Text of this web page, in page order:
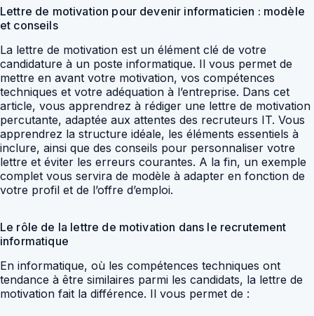
Lettre de motivation pour devenir informaticien : modèle
et conseils
La lettre de motivation est un élément clé de votre
candidature à un poste informatique. Il vous permet de
mettre en avant votre motivation, vos compétences
techniques et votre adéquation à l’entreprise. Dans cet
article, vous apprendrez à rédiger une lettre de motivation
percutante, adaptée aux attentes des recruteurs IT. Vous
apprendrez la structure idéale, les éléments essentiels à
inclure, ainsi que des conseils pour personnaliser votre
lettre et éviter les erreurs courantes. A la fin, un exemple
complet vous servira de modèle à adapter en fonction de
votre profil et de l’offre d’emploi.
Le rôle de la lettre de motivation dans le recrutement
informatique
En informatique, où les compétences techniques ont
tendance à être similaires parmi les candidats, la lettre de
motivation fait la différence. Il vous permet de :